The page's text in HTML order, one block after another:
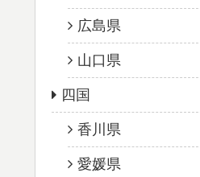
広島県
山口県
四国
香川県
愛媛県